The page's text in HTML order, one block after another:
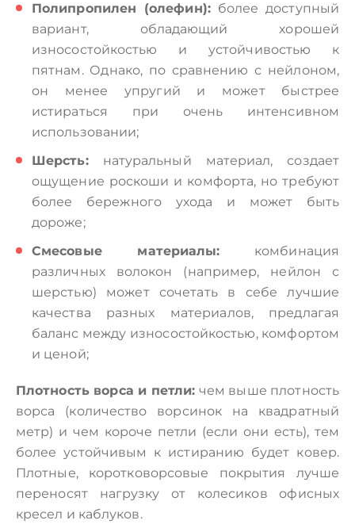
Полипропилен (олефин):более доступный
вариант, обладающий хорошей
износостойкостью и устойчивостью к
пятнам. Однако, по сравнению с нейлоном,
он менее упругий и может быстрее
истираться при очень интенсивном
использовании;
Шерсть:натуральный материал, создает
ощущение роскоши и комфорта, но требуют
более бережного ухода и может быть
дороже;
Смесовые материалы: комбинация
различных волокон (например, нейлон с
шерстью) может сочетать в себе лучшие
качества разных материалов, предлагая
баланс между износостойкостью, комфортом
и ценой;
Плотность ворса и петли: чем выше плотность
ворса (количество ворсинок на квадратный
метр) и чем короче петли (если они есть), тем
более устойчивым к истиранию будет ковер.
Плотные, коротковорсовые покрытия лучше
переносят нагрузку от колесиков офисных
кресел и каблуков.